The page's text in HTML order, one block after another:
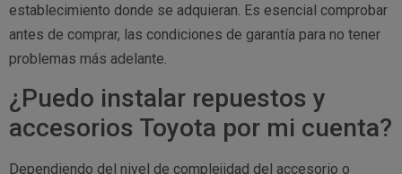
establecimiento donde se adquieran. Es esencial comprobar
antes de comprar, las condiciones de garantía para no tener
problemas más adelante.
¿Puedo instalar repuestos y
accesorios Toyota por mi cuenta?
Dependiendo del nivel de complejidad del accesorio o